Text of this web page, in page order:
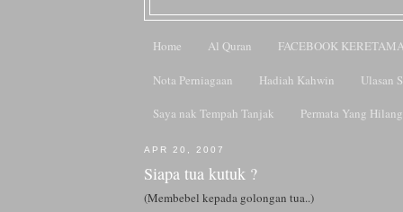
Home Al Quran FACEBOOK
Nota Perniagaan Hadiah Kahwin Ulasan
Saya nak Tempah Tanjak Permata Yang
APR 20, 2007
Siapa tua kutuk ?
(Membebel kepada golongan tua..)